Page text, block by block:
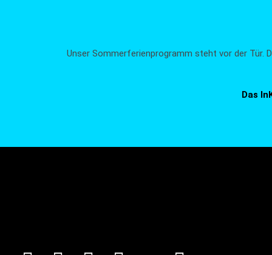
Unser Sommerferienprogramm steht vor der Tür.
Das